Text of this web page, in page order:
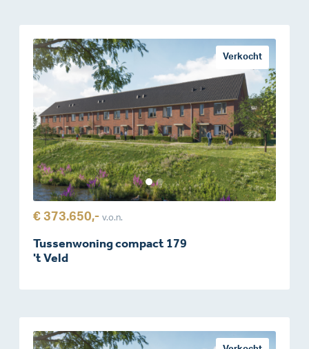
Verkocht
€ 373.650,- v.o.n.
Tussenwoning compact 179
't Veld